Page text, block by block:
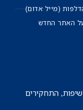
(מייל אדום)
האתר החדש
התחקירים